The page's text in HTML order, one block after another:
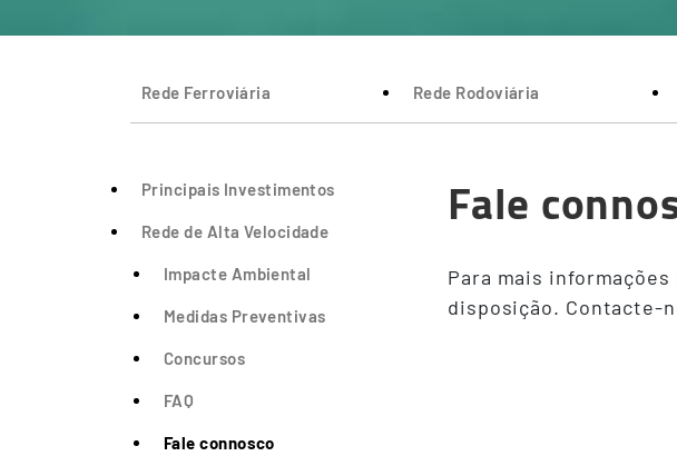
Rede Ferroviária Rede Rodoviária
Principais Investimentos
Rede de Alta Velocidade
Impacte Ambiental
Medidas Preventivas
Concursos
FAQ
Fale connosco
Fale
Para mais
disposição. Contacte-